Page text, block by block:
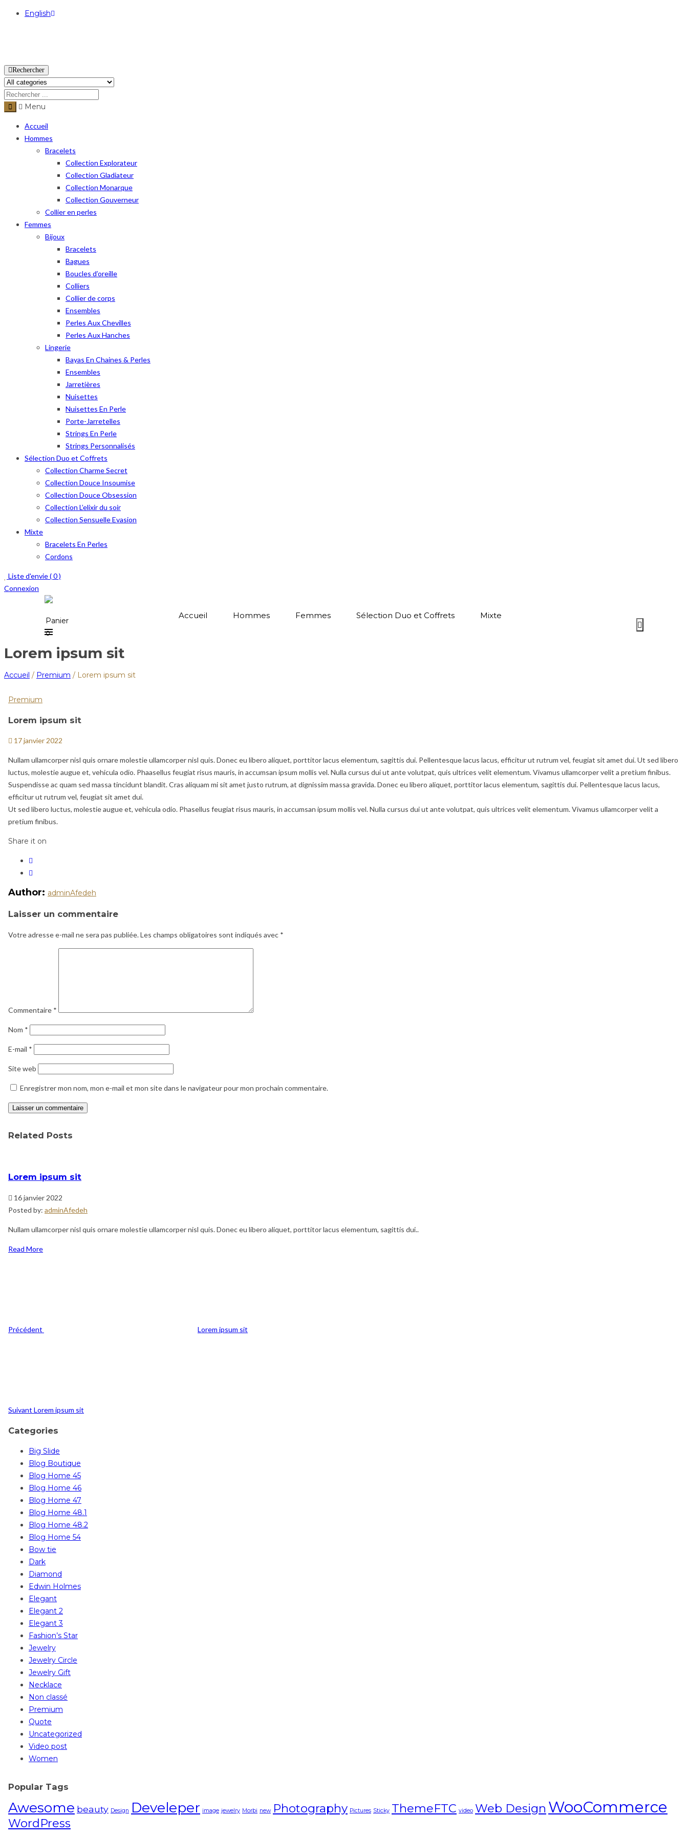
English
Rechercher
Menu
Accueil
Hommes
Bracelets
Collection Explorateur
Collection Gladiateur
Collection Monarque
Collection Gouverneur
Collier en perles
Femmes
Bijoux
Bracelets
Bagues
Boucles d’oreille
Colliers
Collier de corps
Ensembles
Perles Aux Chevilles
Perles Aux Hanches
Lingerie
Bayas En Chaines & Perles
Ensembles
Jarretières
Nuisettes
Nuisettes En Perle
Porte-Jarretelles
Strings En Perle
Strings Personnalisés
Sélection Duo et Coffrets
Collection Charme Secret
Collection Douce Insoumise
Collection Douce Obsession
Collection L’elixir du soir
Collection Sensuelle Evasion
Mixte
Bracelets En Perles
Cordons
Liste d'envie (0)
Connexion
Accueil Hommes Femmes Sélection Duo et Coffrets Mixte
Panier
0
Lorem ipsum sit
Accueil / Premium / Lorem ipsum sit
Premium
Lorem ipsum sit
17 janvier 2022
Nullam ullamcorper nisl quis ornare molestie ullamcorper nisl quis. Donec eu libero aliquet, porttitor lacus elementum, sagittis dui. Pellentesque lacus lacus, efficitur ut rutrum vel, feugiat sit amet dui. Ut sed libero
luctus, molestie augue et, vehicula odio. Phaasellus feugiat risus mauris, in accumsan ipsum mollis vel. Nulla cursus dui ut ante volutpat, quis ultrices velit elementum. Vivamus ullamcorper velit a pretium finibus.
Suspendisse ac quam sed massa tincidunt blandit. Cras aliquam mi sit amet justo rutrum, at dignissim massa gravida. Donec eu libero aliquet, porttitor lacus elementum, sagittis dui. Pellentesque lacus lacus,
efficitur ut rutrum vel, feugiat sit amet dui.
Ut sed libero luctus, molestie augue et, vehicula odio. Phasellus feugiat risus mauris, in accumsan ipsum mollis vel. Nulla cursus dui ut ante volutpat, quis ultrices velit elementum. Vivamus ullamcorper velit a
pretium finibus.
Share it on
Author: adminAfedeh
Laisser un commentaire
Votre adresse e-mail ne sera pas publiée.Les champs obligatoires sont indiqués avec *
Commentaire *
Nom *
E-mail *
Site web
Enregistrer mon nom, mon e-mail et mon site dans le navigateur pour mon prochain commentaire.
Related Posts
Lorem ipsum sit
16 janvier 2022
Posted by: adminAfedeh
Nullam ullamcorper nisl quis ornare molestie ullamcorper nisl quis. Donec eu libero aliquet, porttitor lacus elementum, sagittis dui..
Read More
Précédent
Lorem ipsum sit
Suivant Lorem ipsum sit
Categories
Big Slide
Blog Boutique
Blog Home 45
Blog Home 46
Blog Home 47
Blog Home 48.1
Blog Home 48.2
Blog Home 54
Bow tie
Dark
Diamond
Edwin Holmes
Elegant
Elegant 2
Elegant 3
Fashion’s Star
Jewelry
Jewelry Circle
Jewelry Gift
Necklace
Non classé
Premium
Quote
Uncategorized
Video post
Women
Popular Tags
Awesome beauty Design Develeper image jewelry Morbi new Photography Pictures Sticky ThemeFTC video Web Design WooCommerce
WordPress